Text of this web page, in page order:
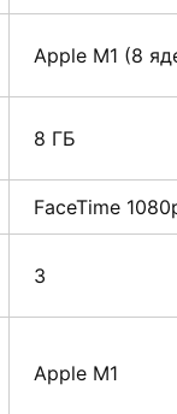
Apple M1 (8
8 ГБ
FaceTime
3
Apple M1